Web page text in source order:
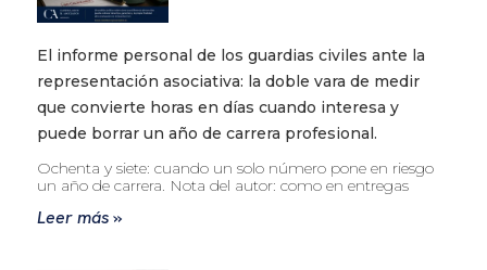
El informe personal de los guardias civiles ante la
representación asociativa: la doble vara de medir
que convierte horas en días cuando interesa y
puede borrar un año de carrera profesional.
Ochenta y siete: cuando un solo número pone en riesgo
un año de carrera. Nota del autor: como en entregas
Leer más »